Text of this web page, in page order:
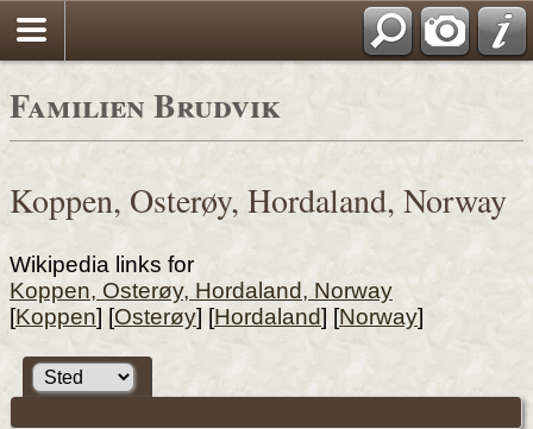
Familien Brudvik
Koppen, Osterøy, Hordaland, Norway
Wikipedia links for
Koppen, Osterøy, Hordaland, Norway
[Koppen] [Osterøy] [Hordaland] [Norway]